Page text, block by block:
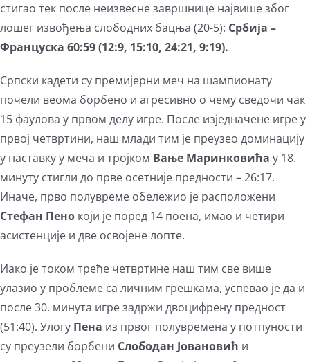
стигао тек после неизвесне завршнице највише због
лошег извођења слободних бацња (20-5): Србија –
Француска 60:59 (12:9, 15:10, 24:21, 9:19).
Српски кадети су премијерни меч на шампионату
почели веома борбено и агресивно о чему сведочи чак
15 фаулова у првом делу игре. После изједначене игре у
првој четвртини, наш млади тим је преузео доминацију
у наставку у меча и тројком Вање Маринковића у 18.
минуту стигли до прве осетније предности – 26:17.
Иначе, прво полувреме обележио је расположени
Стефан Пено који је поред 14 поена, имао и четири
асистенције и две освојене лопте.
Иако је током треће четвртине наш тим све више
улазио у проблеме са личним грешкама, успевао је да и
после 30. минута игре задржи двоцифрену предност
(51:40). Улогу Пена из првог полувремена у потпуности
су преузели борбени Слободан Јовановић и